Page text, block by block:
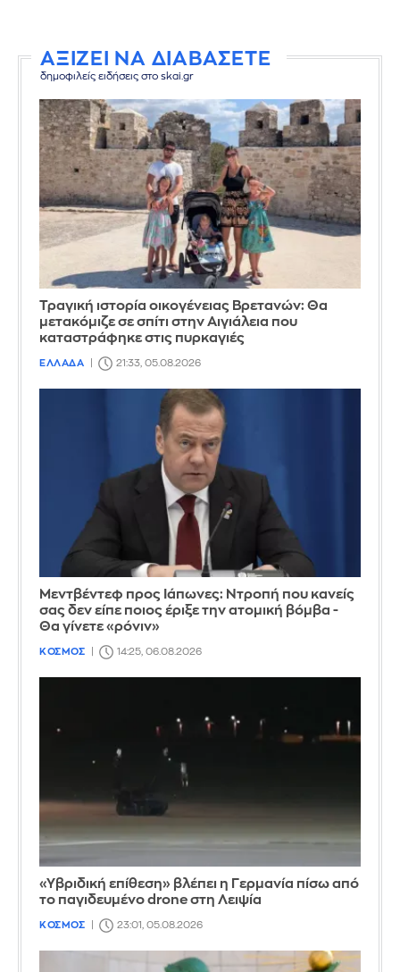
ΑΞΙΖΕΙ ΝΑ ΔΙΑΒΑΣΕΤΕ
δημοφιλείς ειδήσεις στο skai.gr
Τραγική ιστορία οικογένειας Βρετανών: Θα
μετακόμιζε σε σπίτι στην Αιγιάλεια που
καταστράφηκε στις πυρκαγιές
ΕΛΛΑΔΑ 21:33, 05.08.2026
Μεντβέντεφ προς Ιάπωνες: Ντροπή που κανείς
σας δεν είπε ποιος έριξε την ατομική βόμβα -
Θα γίνετε «ρόνιν»
ΚΟΣΜΟΣ 14:25, 06.08.2026
«Υβριδική επίθεση» βλέπει η Γερμανία πίσω από
το παγιδευμένο drone στη Λειψία
ΚΟΣΜΟΣ 23:01, 05.08.2026